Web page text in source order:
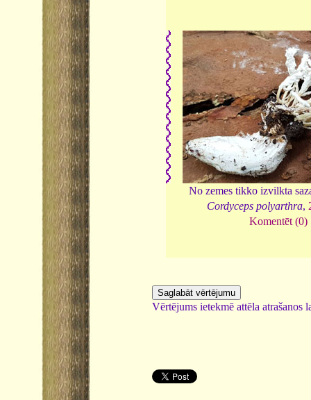
No zemes tikko izvilkta
Cordyceps polyarthra,
Komentēt (0)
Vērtējums ietekmē attēla atrašanos